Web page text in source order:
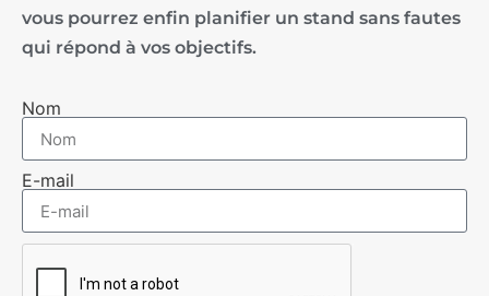
vous pourrez enfin planifier un stand sans fautes
qui répond à vos objectifs.
Nom
E-mail